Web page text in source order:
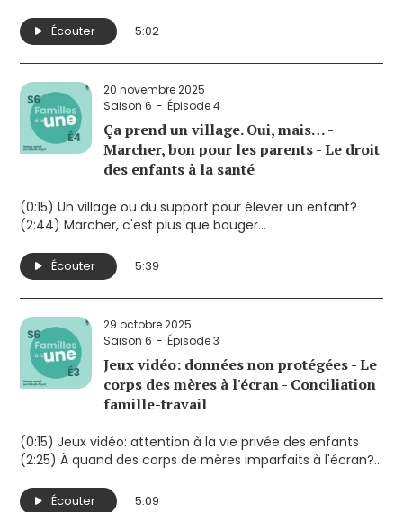
Écouter 5:02
20 novembre 2025
Saison 6
Épisode 4
Ça prend un village. Oui, mais… -
Marcher, bon pour les parents - Le droit
des enfants à la santé
(0:15) Un village ou du support pour élever un enfant?
(2:44) Marcher, c'est plus que bouger
Écouter 5:39
29 octobre 2025
Saison 6
Épisode 3
Jeux vidéo: données non protégées - Le
corps des mères à l'écran - Conciliation
famille-travail
(0:15) Jeux vidéo: attention à la vie privée des enfants
(2:25) À quand des corps de mères imparfaits à l'écran?
Écouter 5:09